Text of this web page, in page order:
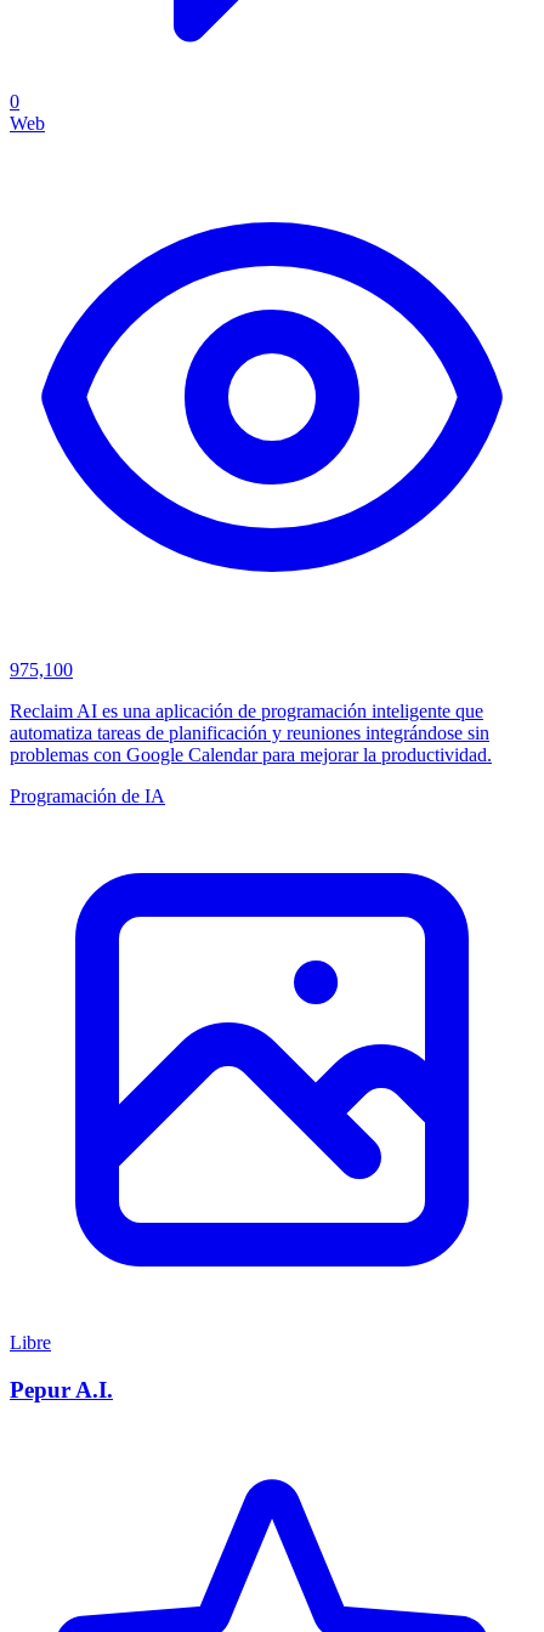
0
Web
975,100
Reclaim AI es una aplicación de programación inteligente que
automatiza tareas de planificación y reuniones integrándose sin
problemas con Google Calendar para mejorar la productividad.
Programación de IA
Libre
Pepur A.I.